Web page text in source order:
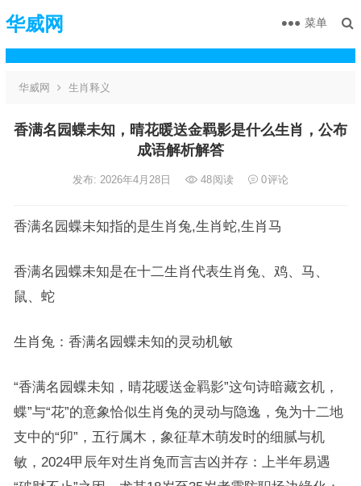
华威网 菜单
华威网 生肖释义
香满名园蝶未知，晴花暖送金羁影是什么生肖，公布
成语解析解答
发布: 2026年4月28日 48阅读 0评论
香满名园蝶未知指的是生肖兔,生肖蛇,生肖马
香满名园蝶未知是在十二生肖代表生肖兔、鸡、马、
鼠、蛇
生肖兔：香满名园蝶未知的灵动机敏
“香满名园蝶未知，晴花暖送金羁影”这句诗暗藏玄机，
蝶”与“花”的意象恰似生肖兔的灵动与隐逸，兔为十二地
支中的“卯”，五行属木，象征草木萌发时的细腻与机
敏，2024甲辰年对生肖兔而言吉凶并存：上半年易遇